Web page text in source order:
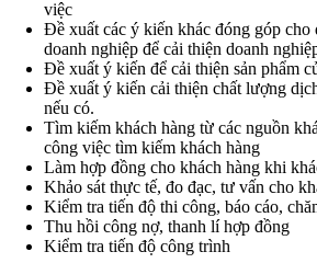
việc
Đề xuất các ý kiến khác đóng góp cho
doanh nghiệp để cải thiện doanh
Đề xuất ý kiến để cải thiện sản phẩm
Đề xuất ý kiến cải thiện chất lượng
nếu có.
Tìm kiếm khách hàng từ các nguồn
công việc tìm kiếm khách hàng
Làm hợp đồng cho khách hàng khi
Khảo sát thực tế, đo đạc, tư vấn cho
Kiểm tra tiến độ thi công, báo cáo,
Thu hồi công nợ, thanh lí hợp đồng
Kiểm tra tiến độ công trình